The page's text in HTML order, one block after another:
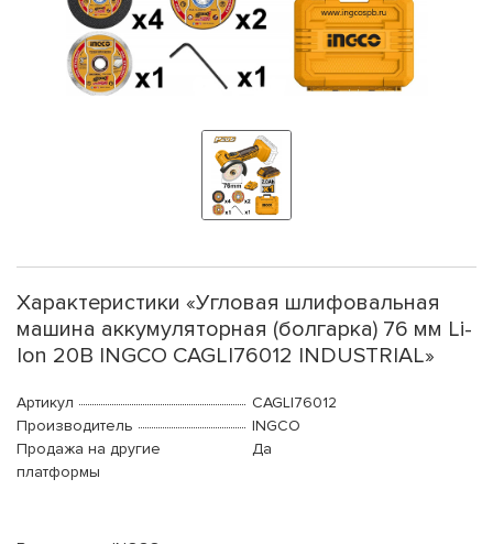
Характеристики «Угловая шлифовальная
машина аккумуляторная (болгарка) 76 мм Li-
Ion 20В INGCO CAGLI76012 INDUSTRIAL»
Артикул
CAGLI76012
Производитель
INGCO
Продажа на другие
платформы
Да